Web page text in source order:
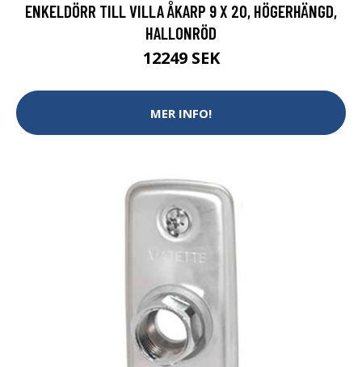
ENKELDÖRR TILL VILLA ÅKARP 9 X 20, HÖGERHÄNGD,
HALLONRÖD
12249 SEK
MER INFO!